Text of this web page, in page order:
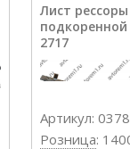
Лист рессоры
подкоренной
2717
Артикул:
Розница: